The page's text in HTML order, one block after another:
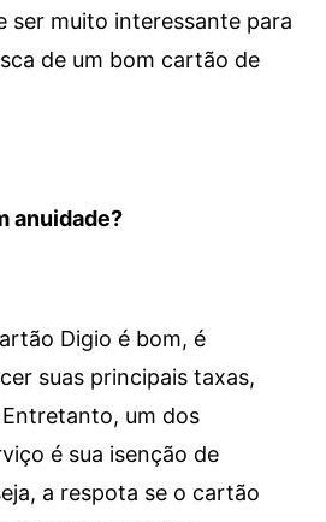
ser muito interessante para
de um bom cartão de
anuidade?
Digio é bom, é
suas principais taxas,
um dos
é sua isenção de
a respota se o cartão